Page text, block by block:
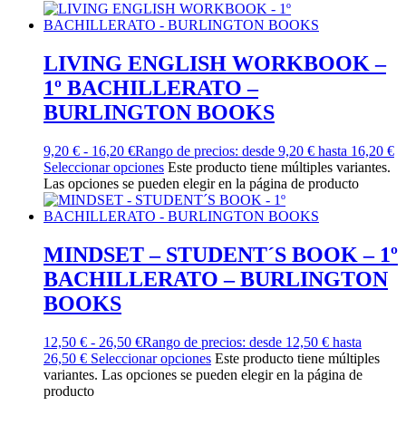
LIVING ENGLISH WORKBOOK –
1º BACHILLERATO –
BURLINGTON BOOKS
9,20 € - 16,20 €Rango de precios: desde 9,20 € hasta 16,20 €
Seleccionar opciones Este producto tiene múltiples variantes.
Las opciones se pueden elegir en la página de producto
MINDSET – STUDENT´S BOOK – 1º
BACHILLERATO – BURLINGTON
BOOKS
12,50 € - 26,50 €Rango de precios: desde 12,50 € hasta
26,50 € Seleccionar opciones Este producto tiene múltiples
variantes. Las opciones se pueden elegir en la página de
producto